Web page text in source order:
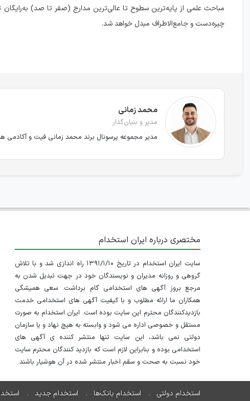
مباحث علمی از پایه‌ترین سطوح تا عالی‌ترین مدارج (صفر تا صد)
چیره‌دست و جامع‌الاطراف مبدل خواهد شد.
محمد زمانی
مدیر و بنیان‌گذار
مدیر مجموعه پرسونال برند محمد زمانی فیت و آکادمی
مختصری درباره ایران استخدام
سایت ایران استخدام در تاریخ ۱۳۹۱/۱/۱۰ راه اندازی شد و با تلاش
گروهی و روزانه مدیران و نویسندگان خود در جهت تبدیل شدن به
مرجع بروز آگهی های استخدامی گام برداشت. سعی همیشگی
همکاران ما ارائه مطلوب و با کیفیت آگهی های استخدامی خدمت
بازدیدکنندگان محترم این سایت بوده است. ایران استخدام به صورت
مستقل و خصوصی اداره می شود و وابسته به هیچ نهاد و یا سازمان
دولتی نمی باشد، این سایت تنها منتشر کننده ی آگهی های
استخدامی بوده و بنابراین لازم است که بازدید کنندگان محترم سایت
خود نسبت به صحت و سقم اخبار منتشر شده در آن هوشیار باشند.
استخدام دولتی استخدام بانک‌ها استخدام جدید